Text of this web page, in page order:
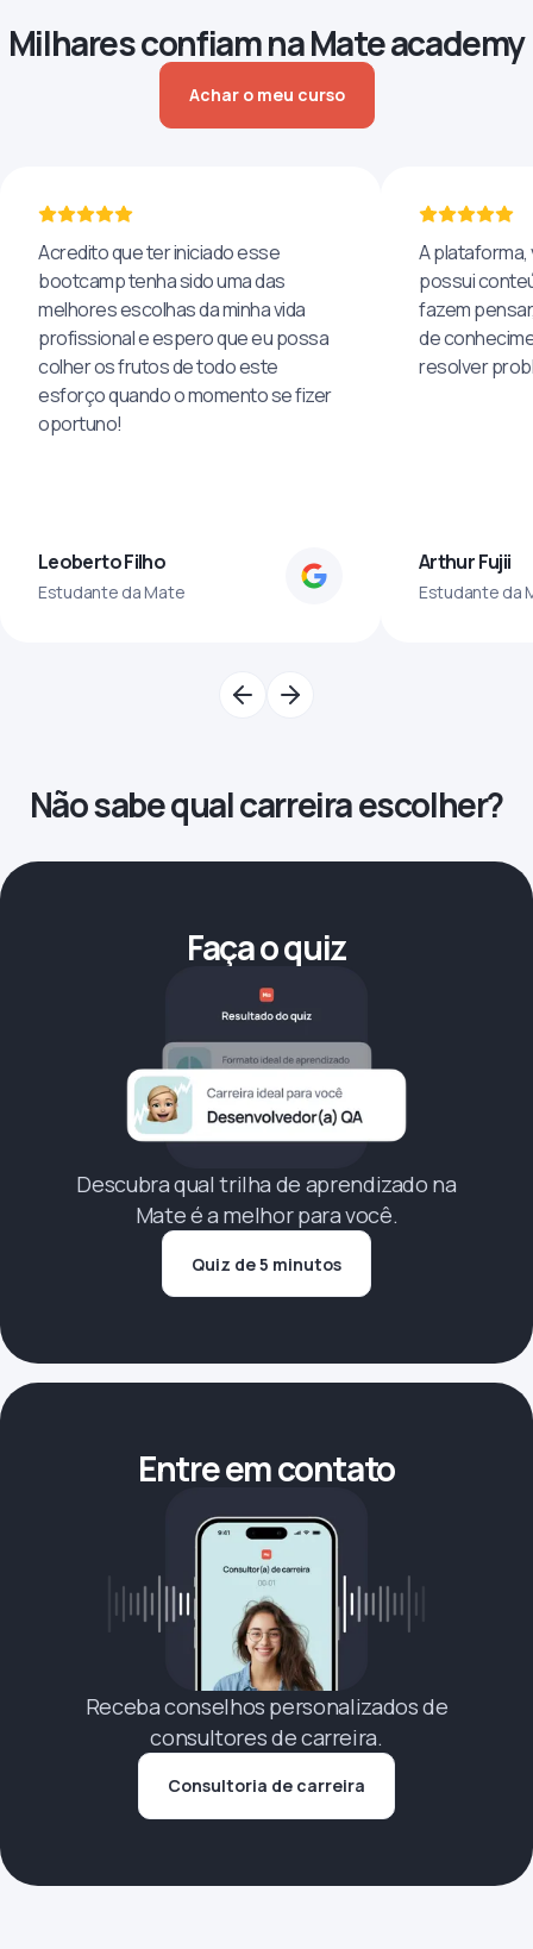
Milhares confiam na Mate academy
Achar o meu curso
Acredito que ter iniciado esse
bootcamp tenha sido uma das
melhores escolhas da minha vida
profissional e espero que eu possa
colher os frutos de todo este
esforço quando o momento se fizer
oportuno!
Leoberto Filho
Estudante da Mate
A plataforma,
possui
fazem
de
resolver
Arthur Fujii
Estudante da
Não sabe qual carreira escolher?
Faça o quiz
Descubra qual trilha de aprendizado na
Mate é a melhor para você.
Quiz de 5 minutos
Entre em contato
Receba conselhos personalizados de
consultores de carreira.
Consultoria de carreira